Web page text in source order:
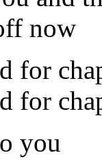
now
for
for
you